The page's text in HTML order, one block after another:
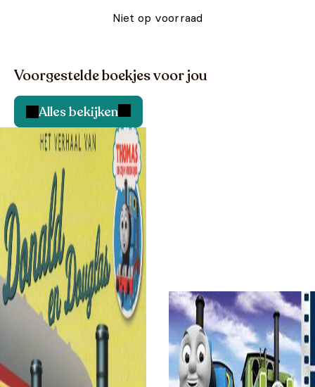
Niet op voorraad
Voorgestelde boekjes voor jou
Alles bekijken